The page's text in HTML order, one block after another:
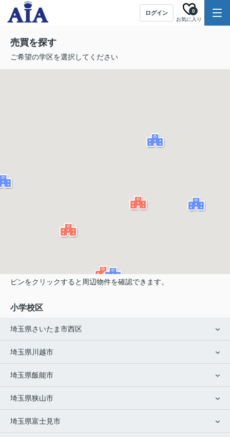
ログイン
お気に入り
0
売買を探す
ご希望の学区を選択してください
ピンをクリックすると周辺物件を確認できます。
小学校区
埼玉県さいたま市西区
埼玉県川越市
埼玉県飯能市
埼玉県狭山市
埼玉県富士見市